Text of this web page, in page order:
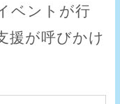
ベントが行
援が呼びかけ